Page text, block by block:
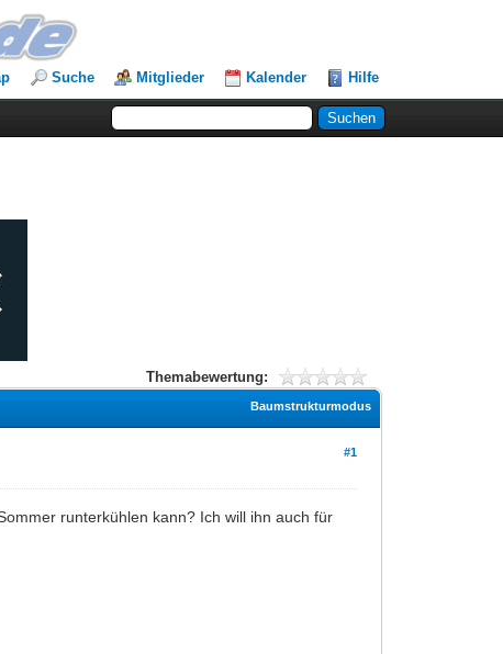
Suche Mitglieder Kalender Hilfe
Themabewertung:
Baumstrukturmodus
#1
runterkühlen kann? Ich will ihn auch für